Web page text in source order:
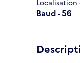
Localisation
Baud - 56